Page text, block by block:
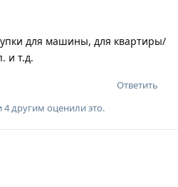
для машины, для квартиры/
и т.д.
Ответить
4другим оценили это.